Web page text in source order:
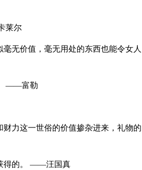
莱尔
无价值，毫无用处的东西也能令女人
——富勒
力这一世俗的价值掺杂进来，礼物的
得的。 ——汪国真